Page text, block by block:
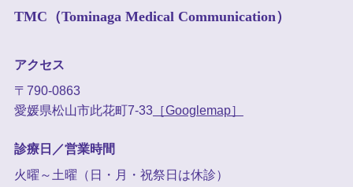
TMC（Tominaga Medical Communication）
アクセス
〒790-0863
愛媛県松山市此花町7-33［Googlemap］
診療日／営業時間
火曜～土曜（日・月・祝祭日は休診）